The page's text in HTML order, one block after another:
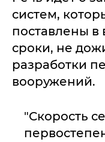
систем,
поставлены в
сроки, не
разработки
вооружений.
"Скорость